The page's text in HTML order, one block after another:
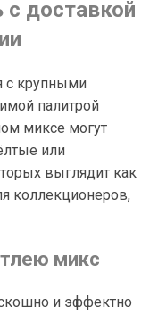
с доставкой
с крупными
палитрой
миксе могут
или
выглядит как
коллекционеров,
микс
и эффектно